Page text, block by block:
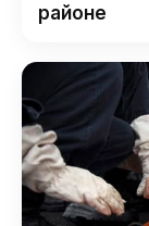
районе